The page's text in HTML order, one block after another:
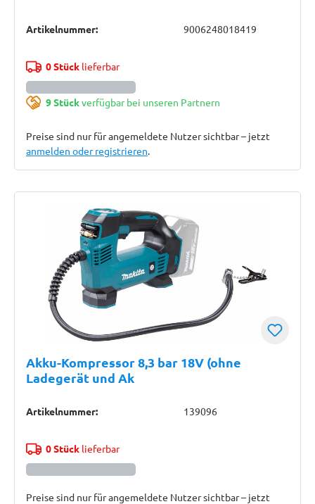
Artikelnummer: 9006248018419
0 Stücklieferbar
9 Stückverfügbar bei unseren Partnern
Preise sind nur für angemeldete Nutzer sichtbar – jetzt
anmelden oder registrieren.
Akku-Kompressor 8,3 bar 18V (ohne
Ladegerät und Ak
Artikelnummer: 139096
0 Stücklieferbar
Preise sind nur für angemeldete Nutzer sichtbar – jetzt